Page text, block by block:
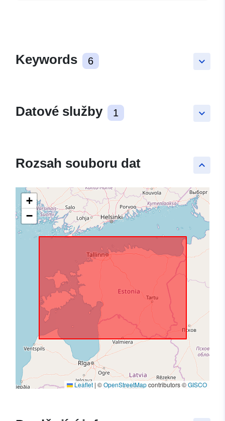
keyboard_arrow_down
Keywords 6
keyboard_arrow_down
Datové služby 1
keyboard_arrow_up
Rozsah souboru dat
+
−
Leaflet | ©OpenStreetMapcontributors ©GISCO